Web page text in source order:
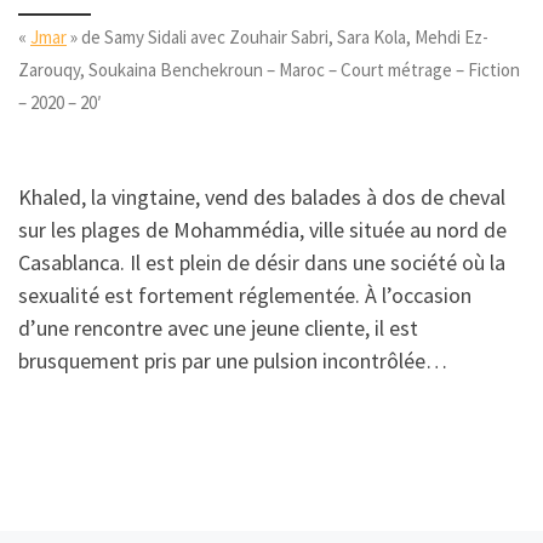
« Jmar» de Samy Sidali avec Zouhair Sabri, Sara Kola, Mehdi Ez-
Zarouqy, Soukaina Benchekroun – Maroc – Court métrage – Fiction
– 2020 – 20′
Khaled, la vingtaine, vend des balades à dos de cheval
sur les plages de Mohammédia, ville située au nord de
Casablanca. Il est plein de désir dans une société où la
sexualité est fortement réglementée. À l’occasion
d’une rencontre avec une jeune cliente, il est
brusquement pris par une pulsion incontrôlée…